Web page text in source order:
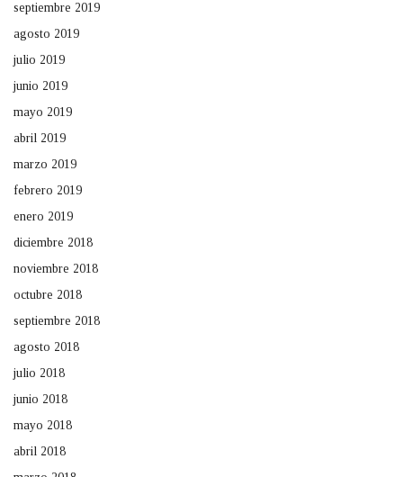
septiembre 2019
agosto 2019
julio 2019
junio 2019
mayo 2019
abril 2019
marzo 2019
febrero 2019
enero 2019
diciembre 2018
noviembre 2018
octubre 2018
septiembre 2018
agosto 2018
julio 2018
junio 2018
mayo 2018
abril 2018